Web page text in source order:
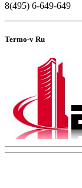
8(495) 6-649-649
Termo-v Ru